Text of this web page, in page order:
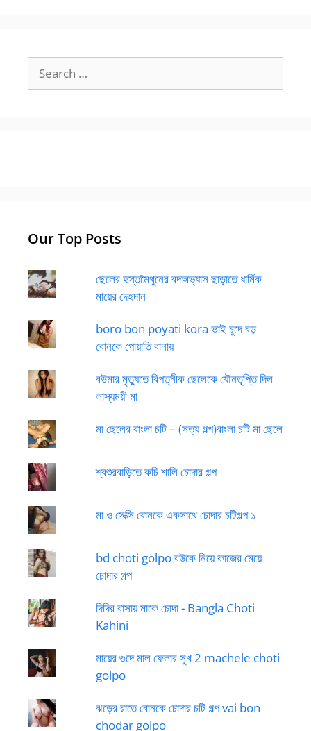
for:
Our Top Posts
ছেলের হস্তমৈথুনের বদঅভ্যাস ছাড়াতে ধার্মিক
মায়ের দেহদান
boro bon poyati kora ভাই চুদে বড়
বোনকে পোয়াতি বানায়
বউমার মৃত্যুতে বিপত্নীক ছেলেকে যৌনতৃপ্তি দিল
লাস্যময়ী মা
মা ছেলের বাংলা চটি – (সত্য গল্প)বাংলা চটি মা ছেলে
শ্বশুরবাড়িতে কচি শালি চোদার গল্প
মা ও সেক্সি বোনকে একসাথে চোদার চটিগল্প ১
bd choti golpo বউকে নিয়ে কাজের মেয়ে
চোদার গল্প
দিদির বাসায় মাকে চোদা - Bangla Choti
Kahini
মায়ের গুদে মাল ফেলার সুখ 2 machele choti
golpo
ঝড়ের রাতে বোনকে চোদার চটি গল্প vai bon
chodar golpo